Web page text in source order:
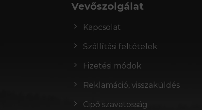
Vevőszolgálat
Kapcsolat
Szállítási feltételek
Fizetési módok
Reklamáció, visszaküldés
Cipő szavatosság